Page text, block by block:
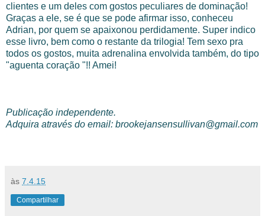
clientes e um deles com gostos peculiares de dominação!
Graças a ele, se é que se pode afirmar isso, conheceu
Adrian, por quem se apaixonou perdidamente. Super indico
esse livro, bem como o restante da trilogia! Tem sexo pra
todos os gostos, muita adrenalina envolvida também, do tipo
"aguenta coração "!! Amei!
Publicação independente.
Adquira através do email: brookejansensullivan@gmail.com
às 7.4.15
Compartilhar